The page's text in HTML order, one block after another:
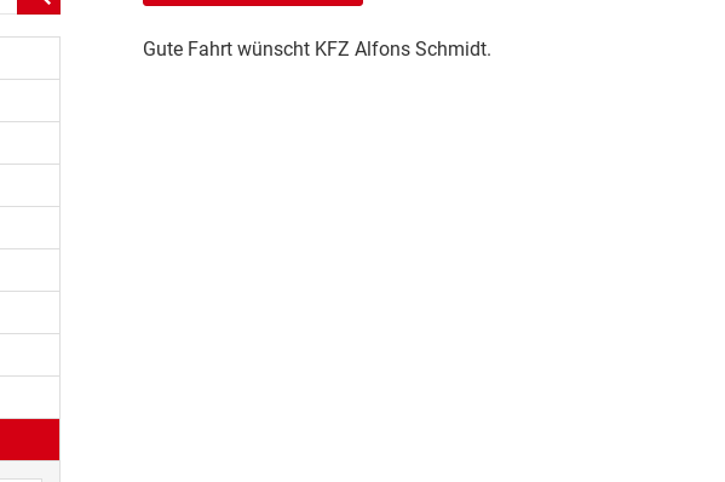
Gute Fahrt wünscht KFZ Alfons Schmidt.